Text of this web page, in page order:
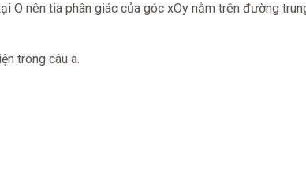
O nên tia phân giác của góc xOy nằm trên đường
trong câu a.